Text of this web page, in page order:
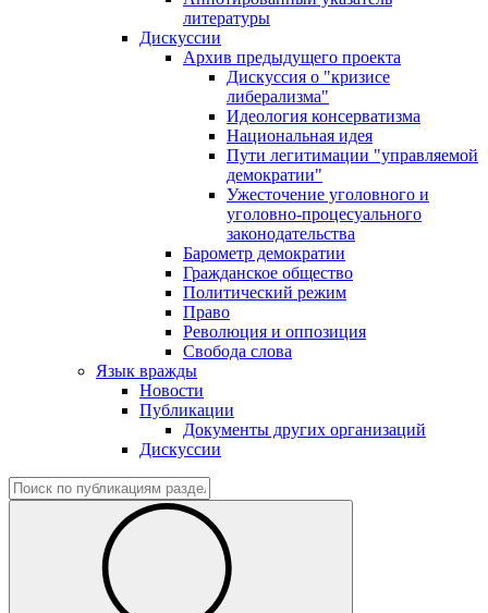
литературы
Дискуссии
Архив предыдущего проекта
Дискуссия о "кризисе
либерализма"
Идеология консерватизма
Национальная идея
Пути легитимации "управляемой
демократии"
Ужесточение уголовного и
уголовно-процесуального
законодательства
Барометр демократии
Гражданское общество
Политический режим
Право
Революция и оппозиция
Свобода слова
Язык вражды
Новости
Публикации
Документы других организаций
Дискуссии